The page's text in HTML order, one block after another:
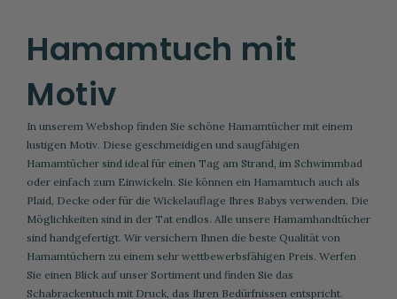
Hamamtuch mit
Motiv
In unserem Webshop finden Sie schöne Hamamtücher mit einem
lustigen Motiv. Diese geschmeidigen und saugfähigen
Hamamtücher sind ideal für einen Tag am Strand, im Schwimmbad
oder einfach zum Einwickeln. Sie können ein Hamamtuch auch als
Plaid, Decke oder für die Wickelauflage Ihres Babys verwenden. Die
Möglichkeiten sind in der Tat endlos. Alle unsere Hamamhandtücher
sind handgefertigt. Wir versichern Ihnen die beste Qualität von
Hamamtüchern zu einem sehr wettbewerbsfähigen Preis. Werfen
Sie einen Blick auf unser Sortiment und finden Sie das
Schabrackentuch mit Druck, das Ihren Bedürfnissen entspricht.